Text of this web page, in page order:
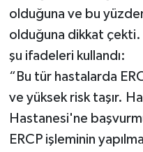
olduğuna ve bu
olduğuna dikkat çekti.
şu ifadeleri kullandı:
“Bu tür hastalarda
ve yüksek risk taşır.
Hastanesi'ne
ERCP işleminin